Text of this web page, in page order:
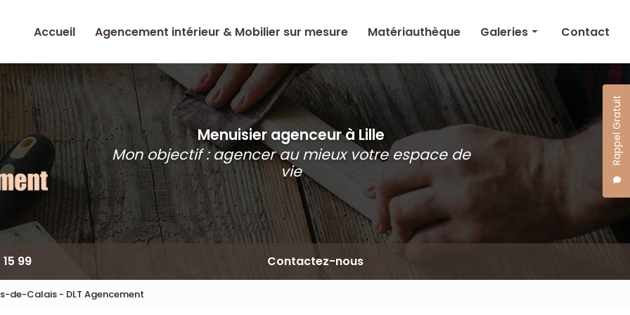
Rappel Gratuit
Accueil
Agencement intérieur & Mobilier sur mesure Matériauthèque Galeries
Agencement intérieur
& Mobilier sur mesure
Matériauthèque
Contact
Menuisier agenceur à Lille
Mon objectif : agencer au mieux votre espace de
vie
99 Contactez-nous
de-Calais - DLT Agencement